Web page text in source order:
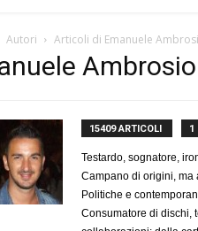
TV
Autori Articoli di Emanuele
Ambrosio
15409 ARTICOLI 1
Testardo, sognatore,
Campano di origini, ma
Politiche e
Consumatore di dischi,